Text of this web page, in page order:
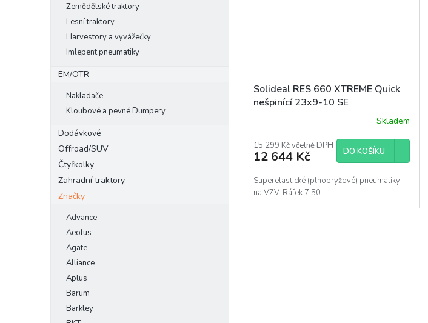
Zemědělské traktory
Lesní traktory
Harvestory a vyvážečky
Imlepent pneumatiky
EM/OTR
Nakladače
Kloubové a pevné Dumpery
Dodávkové
Offroad/SUV
Čtyřkolky
Zahradní traktory
Značky
Advance
Aeolus
Agate
Alliance
Aplus
Barum
Barkley
Solideal RES 660 XTREME Quick
nešpinící 23x9-10 SE
Skladem
15 299 Kč včetně DPH
12 644 Kč DO KOŠÍKU
Superelastické (plnopryžové) pneumatiky
na VZV. Ráfek 7,50.